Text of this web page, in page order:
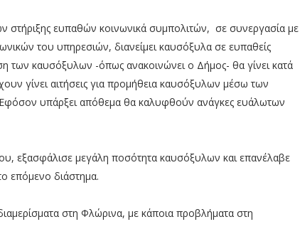
ευπαθών κοινωνικά συμπολιτών, σε συνεργασία με
του υπηρεσιών, διανείμει καυσόξυλα σε ευπαθείς
των καυσόξυλων -όπως ανακοινώνει ο Δήμος- θα γίνει κατά
γίνει αιτήσεις για προμήθεια καυσόξυλων μέσω των
υπάρξει απόθεμα θα καλυφθούν ανάγκες ευάλωτων
εξασφάλισε μεγάλη ποσότητα καυσόξυλων και επανέλαβε
επόμενο διάστημα.
στη Φλώρινα, με κάποια προβλήματα στη